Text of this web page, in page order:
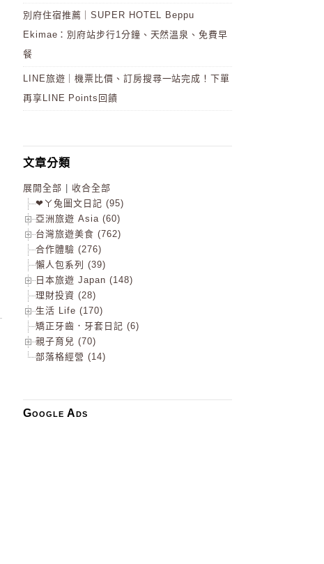
別府住宿推薦｜SUPER HOTEL Beppu
Ekimae：別府站步行1分鐘、天然溫泉、免費早
餐
LINE旅遊｜機票比價、訂房搜尋一站完成！下單
再享LINE Points回饋
文章分類
展開全部
收合全部
❤ㄚ兔圖文日記 (95)
亞洲旅遊 Asia (60)
台灣旅遊美食 (762)
合作體驗 (276)
懶人包系列 (39)
日本旅遊 Japan (148)
理財投資 (28)
生活 Life (170)
矯正牙齒．牙套日記 (6)
親子育兒 (70)
部落格經營 (14)
Google Ads